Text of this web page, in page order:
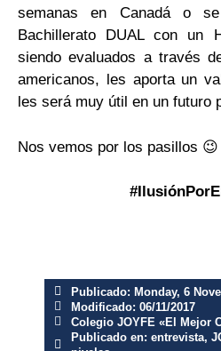
semanas en Canadá o
Bachillerato DUAL con un
siendo evaluados a través
americanos, les aporta un
les será muy útil en un futuro
Nos vemos por los pasillos 😉
Publicado: Monday, 6
Modificado: 06/11/2017
Colegio JOYFE «El Mejor
Publicado en: entrevista,